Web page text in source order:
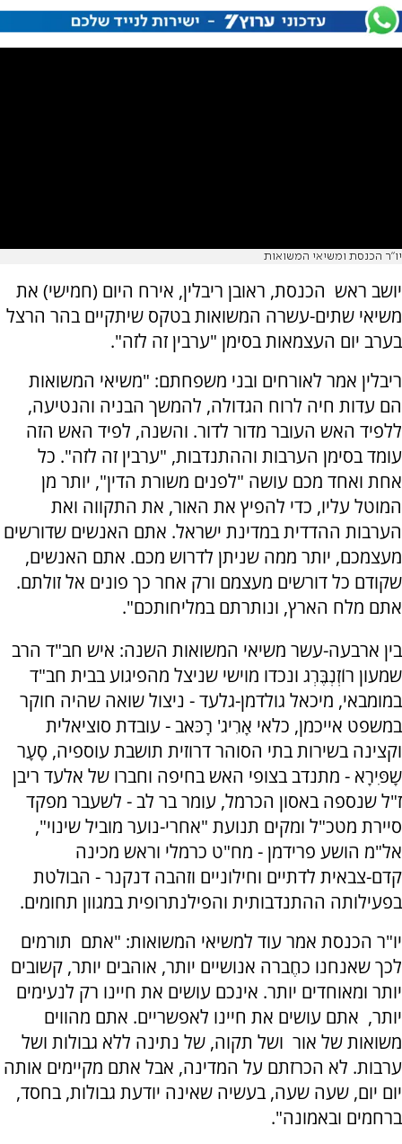
יו"ר הכנסת ומשיאי המשואות
יושב ראש הכנסת, ראובן ריבלין, אירח היום (חמישי) את
משיאי שתים-עשרה המשואות בטקס שיתקיים בהר הרצל
בערב יום העצמאות בסימן "ערבין זה לזה".
ריבלין אמר לאורחים ובני משפחתם: "משיאי המשואות
הם עדות חיה לרוח הגדולה, להמשך הבניה והנטיעה,
ללפיד האש העובר מדור לדור. והשנה, לפיד האש הזה
עומד בסימן הערבות וההתנדבות, "ערבין זה לזה". כל
אחת ואחד מכם עושה "לפנים משורת הדין", יותר מן
המוטל עליו, כדי להפיץ את האור, את התקווה ואת
הערבות ההדדית במדינת ישראל. אתם האנשים שדורשים
מעצמכם, יותר ממה שניתן לדרוש מכם. אתם האנשים,
שקודם כל דורשים מעצמם ורק אחר כך פונים אל זולתם.
אתם מלח הארץ, ונותרתם במליחותכם".
בין ארבעה-עשר משיאי המשואות השנה: איש חב"ד הרב
שמעון רוֹזְנְבֶּרְג ונכדו מוישי שניצל מהפיגוע בבית חב"ד
במומבאי, מיכאל גולדמן-גלעד - ניצול שואה שהיה חוקר
במשפט אייכמן, כלאי אָרִיג' רָכּאב - עובדת סוציאלית
וקצינה בשירות בתי הסוהר דרוזית תושבת עוספיה, סָעָר
שָפִּירָא - מתנדב בצופי האש בחיפה וחברו של אלעד ריבן
ז"ל שנספה באסון הכרמל, עומר בר לב - לשעבר מפקד
סיירת מטכ"ל ומקים תנועת "אחרי-נוער מוביל שינוי",
אל"מ הושע פרידמן - מח"ט כרמלי וראש מכינה
קדם-צבאית לדתיים וחילוניים וזהבה דנקנר - הבולטת
בפעילותה ההתנדבותית והפילנתרופית במגוון תחומים.
יו"ר הכנסת אמר עוד למשיאי המשואות: "אתם תורמים
לכך שאנחנו כחֶברה אנושיים יותר, אוהבים יותר, קשובים
יותר ומאוחדים יותר. אינכם עושים את חיינו רק לנעימים
יותר, אתם עושים את חיינו לאפשריים. אתם מהווים
משואות של אור ושל תקוה, של נתינה ללא גבולות ושל
ערבות. לא הכרזתם על המדינה, אבל אתם מקיימים אותה
יום יום, שעה שעה, בעשיה שאינה יודעת גבולות, בחסד,
ברחמים ובאמונה".